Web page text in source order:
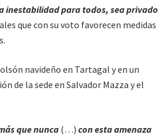
inestabilidad para todos, sea privado
que con su voto favorecen medidas
navideño en Tartagal y en un
de la sede en Salvador Mazza y el
que nunca (…) con esta amenaza